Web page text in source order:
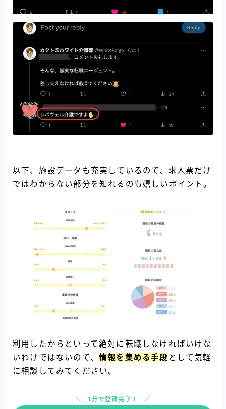
以下、施設データも充実しているので、求人票だけ
ではわからない部分を知れるのも嬉しいポイント。
利用したからといって絶対に転職しなければいけな
いわけではないので、 情報を集める手段 として気軽
に相談してみてください。
1分で登録完了！